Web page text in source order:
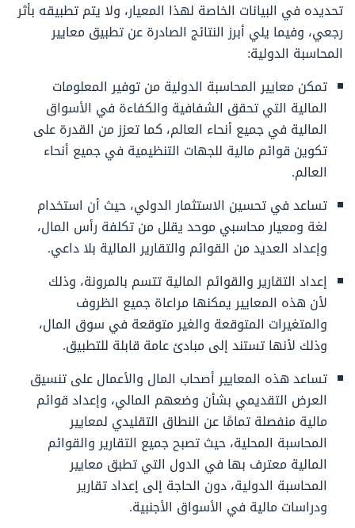
تحديده في البيانات الخاصة لهذا المعيار، ولا يتم تطبيقه بأثر
رجعي، وفيما يلي أبرز النتائج الصادرة عن تطبيق معايير
المحاسبة الدولية:
تمكن معايير المحاسبة الدولية من توفير المعلومات
المالية التي تحقق الشفافية والكفاءة في الأسواق
المالية في جميع أنحاء العالم، كما تعزز من القدرة على
تكوين قوائم مالية للجهات التنظيمية في جميع أنحاء
العالم.
تساعد في تحسين الاستثمار الدولي، حيث أن استخدام
لغة ومعيار محاسبي موحد يقلل من تكلفة رأس المال،
وإعداد العديد من القوائم والتقارير المالية بلا داعي.
إعداد التقارير والقوائم المالية تتسم بالمرونة، وذلك
لأن هذه المعايير يمكنها مراعاة جميع الظروف
والمتغيرات المتوقعة والغير متوقعة في سوق المال،
وذلك لأنها تستند إلى مبادئ عامة قابلة للتطبيق.
تساعد هذه المعايير أصحاب المال والأعمال على تنسيق
العرض التقديمي بشأن وضعهم المالي، وإعداد قوائم
مالية منفصلة تمامًا عن النطاق التقليدي لمعايير
المحاسبة المحلية، حيث تصبح جميع التقارير والقوائم
المالية معترف بها في الدول التي تطبق معايير
المحاسبة الدولية، دون الحاجة إلى إعداد تقارير
ودراسات مالية في الأسواق الأجنبية.